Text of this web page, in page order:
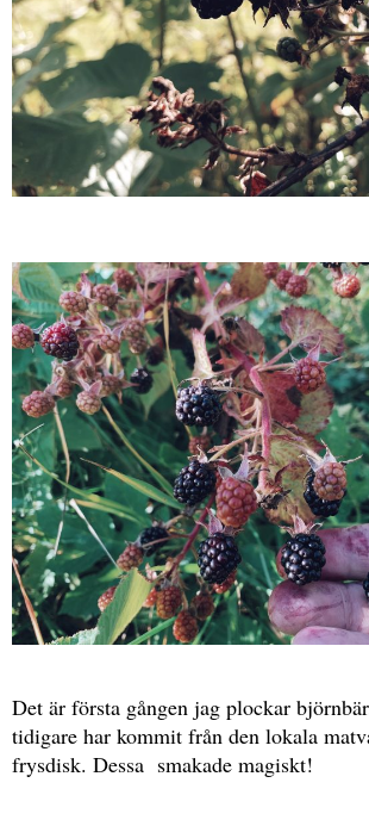
Det är första gången jag plockar
tidigare har kommit från den lokala
frysdisk. Dessa smakade magiskt!